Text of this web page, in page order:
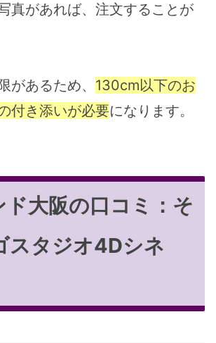
真があれば、注文することが
があるため、 130cm以下のお
付き添いが必要になります。
ド大阪の口コミ：そ
スタジオ4Dシネ